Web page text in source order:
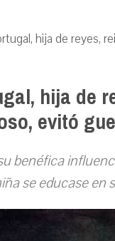
hija de reyes,
hija de
evitó
benéfica
se educase en